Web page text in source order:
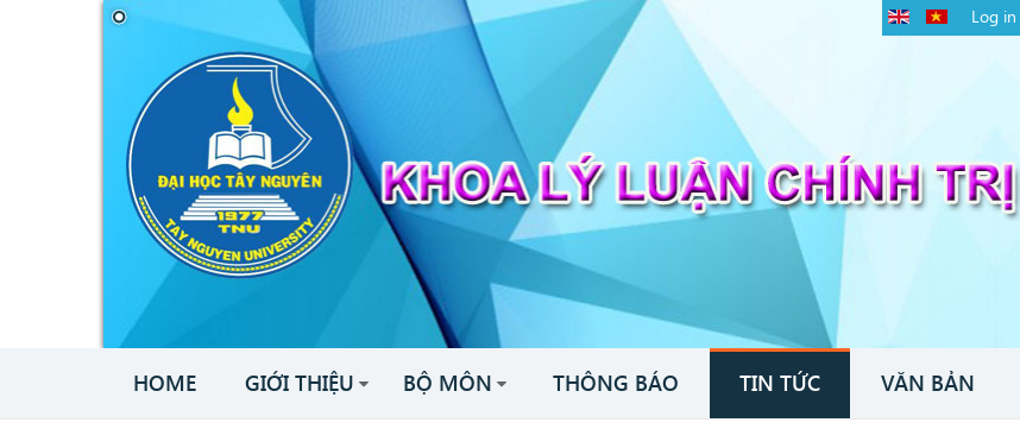
Log in
HOME GIỚI THIỆU BỘ MÔN THÔNG BÁO TIN TỨC VĂN BẢN